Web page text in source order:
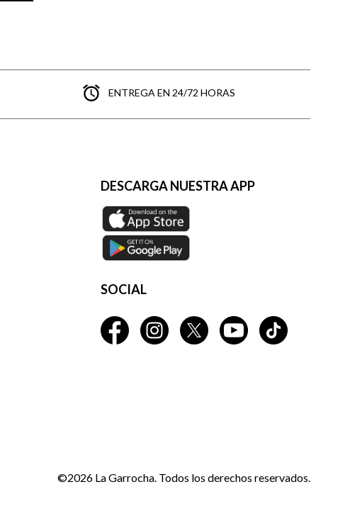
ENTREGA EN 24/72 HORAS
DESCARGA NUESTRA APP
SOCIAL
©2026 La Garrocha. Todos los derechos reservados.